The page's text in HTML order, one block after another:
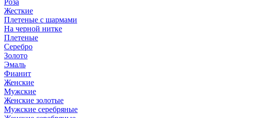
Роза
Жесткие
Плетеные с шармами
На черной нитке
Плетеные
Серебро
Золото
Эмаль
Фианит
Женские
Мужские
Женские золотые
Мужские серебряные